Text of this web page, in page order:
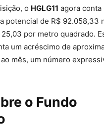
o HGLG11 agora conta
potencial de R$ 92.058,33
por metro quadrado.
um acréscimo de
mês, um número
o Fundo